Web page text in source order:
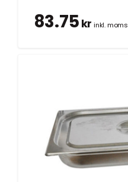
83.75 kr inkl. moms